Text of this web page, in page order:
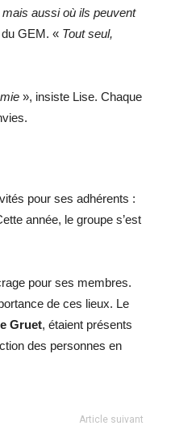
mais aussi où ils peuvent
GEM. « Tout seul,
», insiste Lise. Chaque
pour ses adhérents :
année, le groupe s’est
pour ses membres.
de ces lieux. Le
Gruet, étaient présents
des personnes en
Article suivant